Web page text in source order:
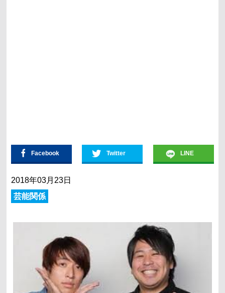
Facebook Twitter LINE
2018年03月23日
芸能関係